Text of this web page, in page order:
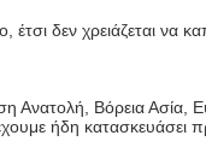
δεν χρειάζεται να
Ανατολή, Βόρεια
ήδη